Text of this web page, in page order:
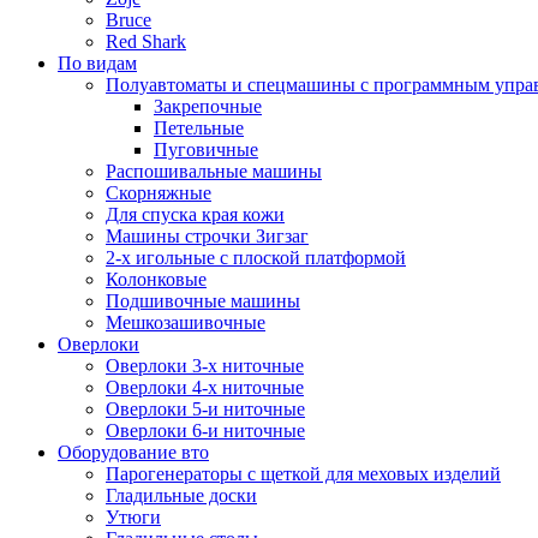
Bruce
Red Shark
По видам
Полуавтоматы и спецмашины с программным
Закрепочные
Петельные
Пуговичные
Распошивальные машины
Скорняжные
Для спуска края кожи
Машины строчки Зигзаг
2-х игольные с плоской платформой
Колонковые
Подшивочные машины
Мешкозашивочные
Оверлоки
Оверлоки 3-х ниточные
Оверлоки 4-х ниточные
Оверлоки 5-и ниточные
Оверлоки 6-и ниточные
Оборудование вто
Парогенераторы с щеткой для меховых изделий
Гладильные доски
Утюги